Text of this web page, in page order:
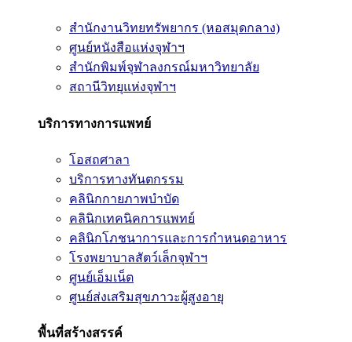
สำนักงานวิทยทรัพยากร (หอสมุดกลาง)
ศูนย์หนังสือแห่งจุฬาฯ
สำนักพิมพ์จุฬาลงกรณ์มหาวิทยาลัย
สถานีวิทยุแห่งจุฬาฯ
บริการทางการแพทย์
โอสถศาลา
บริการทางทันตกรรม
คลินิกกายภาพบำบัด
คลินิกเทคนิคการแพทย์
คลินิกโภชนาการและการกำหนดอาหาร
โรงพยาบาลสัตว์เล็กจุฬาฯ
ศูนย์เอ็มเน็ต
ศูนย์ส่งเสริมสุขภาวะผู้สูงอายุ
พื้นที่สร้างสรรค์